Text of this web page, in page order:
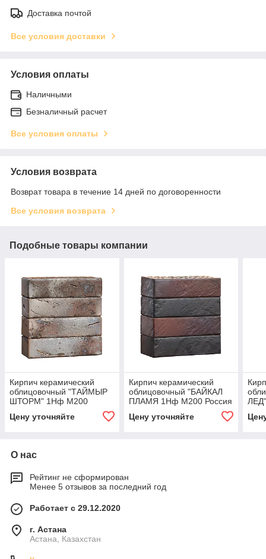
Доставка почтой
Все условия доставки
Условия оплаты
Наличными
Безналичный расчет
Все условия оплаты
Условия возврата
Возврат товара в течение 14 дней по договоренности
Все условия возврата
Подобные товары компании
Кирпич керамический
облицовочный "ТАЙМЫР
ШТОРМ" 1Нф М200
Цену уточняйте
Кирпич керамический
облицовочный "БАЙКАЛ
ПЛАМЯ 1Нф М200 Россия
Цену уточняйте
О нас
Рейтинг не сформирован
Менее 5 отзывов за последний год
Работает с 29.12.2020
г. Астана
Астана, Казахстан